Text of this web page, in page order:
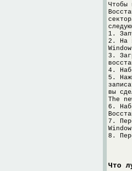
Чтобы
1.
2. На
3.
4.
5.
вы
The
6.
7.
8.
Что